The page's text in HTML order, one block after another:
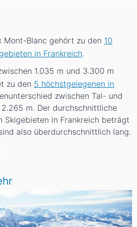
Mont-Blanc gehört zu den 10
in Frankreich.
1.035 m und 3.300 m
zu den 5 höchstgelegenen in
zwischen Tal- und
m. Der durchschnittliche
Skigebieten in Frankreich beträgt
also überdurchschnittlich lang.